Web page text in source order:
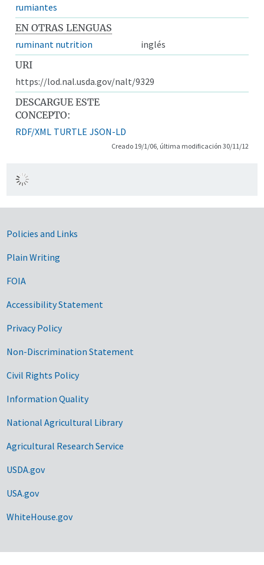
rumiantes
EN OTRAS LENGUAS
ruminant nutrition
inglés
URI
https://lod.nal.usda.gov/nalt/9329
DESCARGUE ESTE
CONCEPTO:
RDF/XML TURTLE JSON-LD
Creado 19/1/06, última modificación 30/11/12
Government Links
Policies and Links
Plain Writing
FOIA
Accessibility Statement
Privacy Policy
Non-Discrimination Statement
Civil Rights Policy
Information Quality
National Agricultural Library
Agricultural Research Service
USDA.gov
USA.gov
WhiteHouse.gov